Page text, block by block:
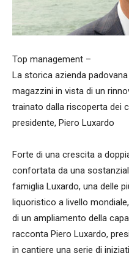
Top management –
La storica azienda
magazzini in vista di un
trainato dalla riscoperta dei
presidente, Piero Luxardo
Forte di una crescita a
confortata da una
famiglia Luxardo, una delle
liquoristico a livello
di un ampliamento della
racconta Piero Luxardo,
in cantiere una serie di